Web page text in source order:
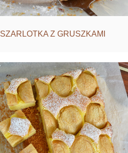
SZARLOTKA Z GRUSZKAMI